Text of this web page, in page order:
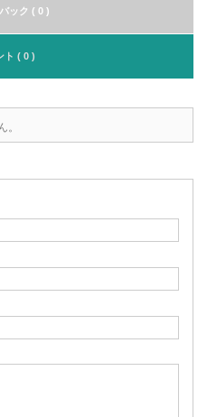
ック ( 0 )
ト ( 0 )
。